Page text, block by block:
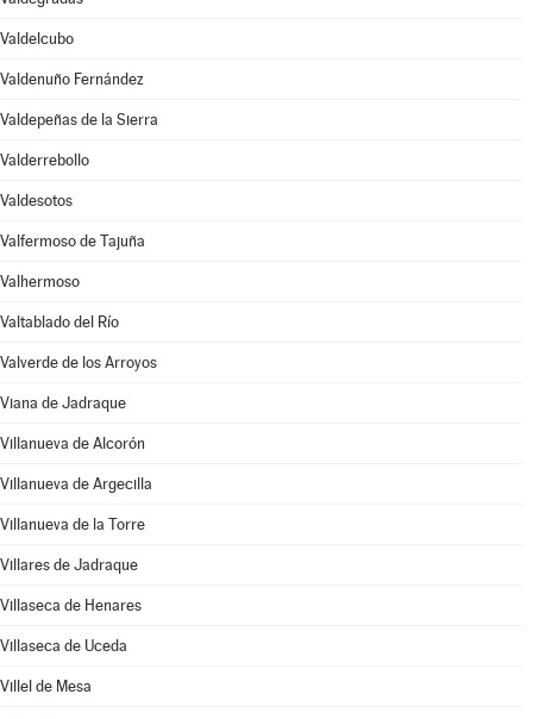
Valdelcubo
Valdenuño Fernández
Valdepeñas de la Sierra
Valderrebollo
Valdesotos
Valfermoso de Tajuña
Valhermoso
Valtablado del Río
Valverde de los Arroyos
Viana de Jadraque
Villanueva de Alcorón
Villanueva de Argecilla
Villanueva de la Torre
Villares de Jadraque
Villaseca de Henares
Villaseca de Uceda
Villel de Mesa